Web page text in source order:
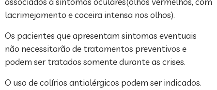
lacrimejamento e coceira intensa nos olhos).
Os pacientes que apresentam sintomas eventuais
não necessitarão de tratamentos preventivos e
podem ser tratados somente durante as crises.
O uso de colírios antialérgicos podem ser indicados.